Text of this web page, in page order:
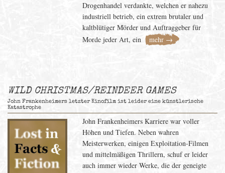
Drogenhandel verdankte, welchen er nahezu
industriell betrieb, ein extrem brutaler und
kaltblütiger Mörder und Auftraggeber für
Morde jeder Art, ein
mehr →
WILD CHRISTMAS/REINDEER GAMES
John Frankenheimers letzter Kinofilm ist leider eine künstlerische
Katastrophe
John Frankenheimers Karriere war voller
Höhen und Tiefen. Neben wahren
Meisterwerken, einigen Exploitation-Filmen
und mittelmäßigen Thrillern, schuf er leider
auch immer wieder Werke, die der geneigte